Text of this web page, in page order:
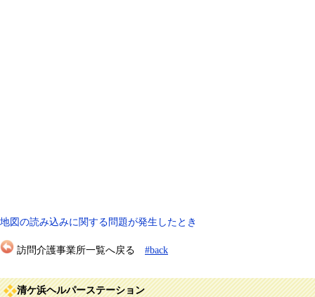
地図の読み込みに関する問題が発生したとき
訪問介護事業所一覧へ戻る #back
清ケ浜ヘルパーステーション